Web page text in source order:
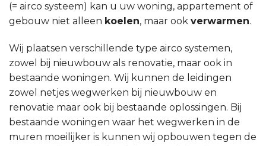
(= airco systeem) kan u uw woning, appartement of
gebouw niet alleen koelen, maar ook verwarmen.
Wij plaatsen verschillende type airco systemen,
zowel bij nieuwbouw als renovatie, maar ook in
bestaande woningen. Wij kunnen de leidingen
zowel netjes wegwerken bij nieuwbouw en
renovatie maar ook bij bestaande oplossingen. Bij
bestaande woningen waar het wegwerken in de
muren moeilijker is kunnen wij opbouwen tegen de